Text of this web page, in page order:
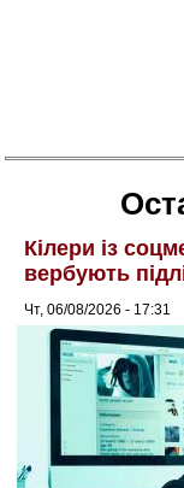
Кілери із
вербують
Чт, 06/08/2026 - 17:31